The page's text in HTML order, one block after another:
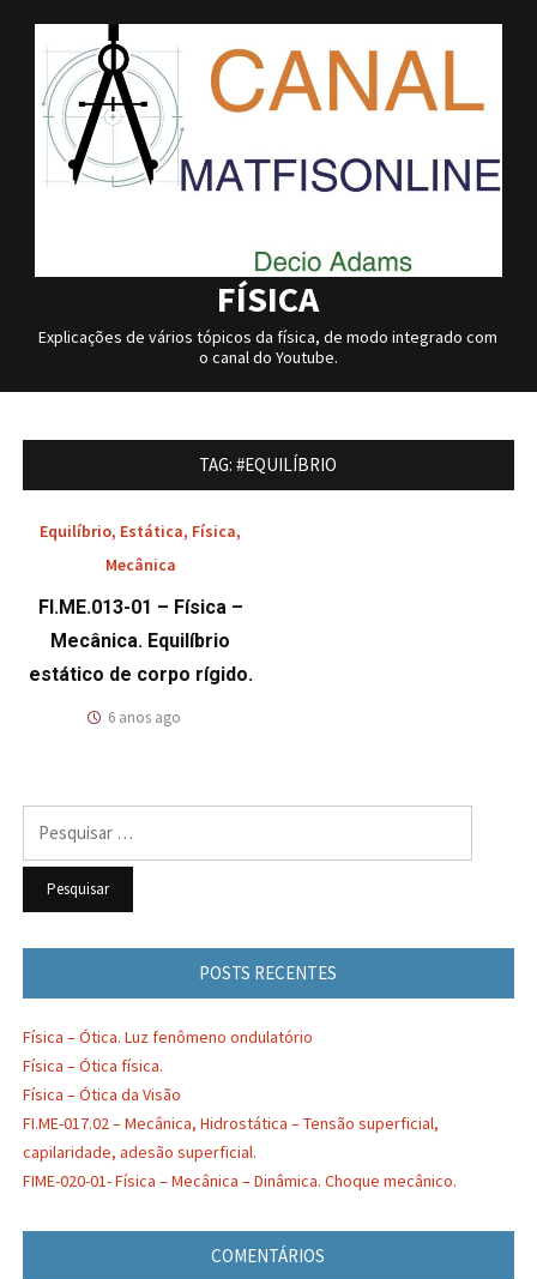
to
content
FÍSICA
Explicações de vários tópicos da física, de modo integrado com
o canal do Youtube.
TAG:#EQUILÍBRIO
Equilíbrio, Estática, Física,
Mecânica
FI.ME.013-01 – Física –
Mecânica. Equilíbrio
estático de corpo rígido.
6 anos ago
POSTS RECENTES
Física – Ótica. Luz fenômeno ondulatório
Física – Ótica física.
Física – Ótica da Visão
FI.ME-017.02 – Mecânica, Hidrostática – Tensão superficial,
capilaridade, adesão superficial.
FIME-020-01- Física – Mecânica – Dinâmica. Choque mecânico.
COMENTÁRIOS